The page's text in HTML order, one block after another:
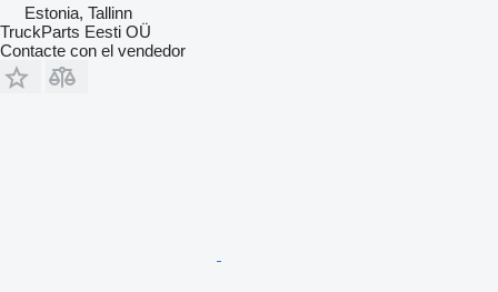
Estonia, Tallinn
TruckParts Eesti OÜ
Contacte con el vendedor